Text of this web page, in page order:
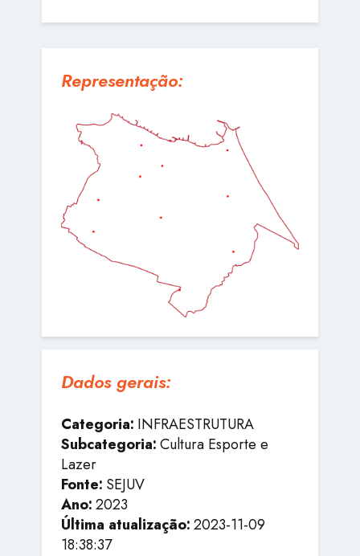
Representação:
Dados gerais:
Categoria: INFRAESTRUTURA
Subcategoria:Cultura Esporte e
Lazer
Fonte: SEJUV
Ano:2023
Última atualização:2023-11-09
18:38:37